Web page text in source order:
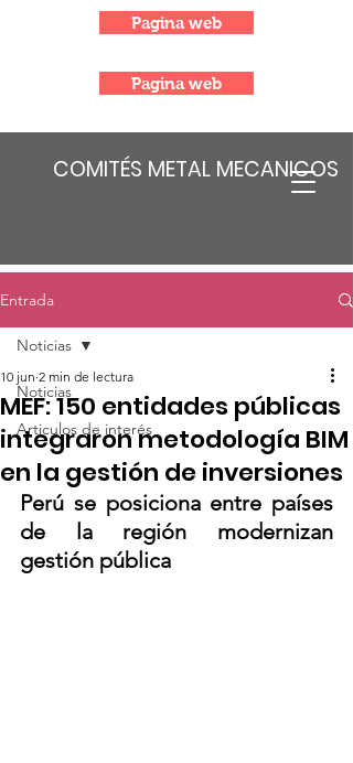
COMITÉS METAL MECANICOS
Pagina web
Pagina web
Entrada
Noticias
Articulos de interés
Noticias
MEF: 150 entidades públicas
integraron metodología BIM
en la gestión de inversiones
10 jun 2 min de lectura
Perú se posiciona entre países
de la región modernizan
gestión pública